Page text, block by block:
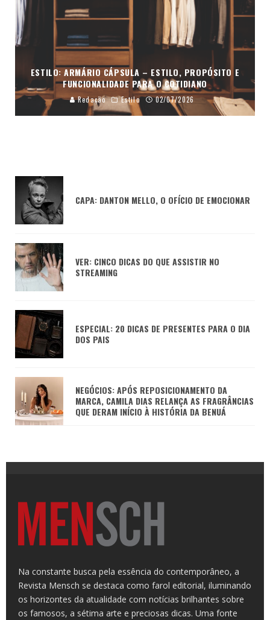
ESTILO: ARMÁRIO CÁPSULA – ESTILO, PROPÓSITO E
FUNCIONALIDADE PARA O COTIDIANO
Redação Estilo 02/07/2026
CAPA: DANTON MELLO, O OFÍCIO DE EMOCIONAR
VER: CINCO DICAS DO QUE ASSISTIR NO
STREAMING
ESPECIAL: 20 DICAS DE PRESENTES PARA O DIA
DOS PAIS
NEGÓCIOS: APÓS REPOSICIONAMENTO DA
MARCA, CAMILA DIAS RELANÇA AS FRAGRÂNCIAS
QUE DERAM INÍCIO À HISTÓRIA DA BENUÁ
Na constante busca pela essência do contemporâneo, a
Revista Mensch se destaca como farol editorial, iluminando
os horizontes da atualidade com notícias brilhantes sobre
os famosos, a sétima arte e preciosas dicas. Uma fonte